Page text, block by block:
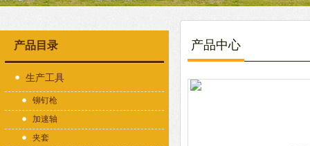
产品目录
生产工具
铆钉枪
加速轴
夹套
产品中心